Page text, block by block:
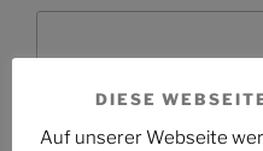
E-Mail-Adresse *
DIESE
Auf unserer Webseite